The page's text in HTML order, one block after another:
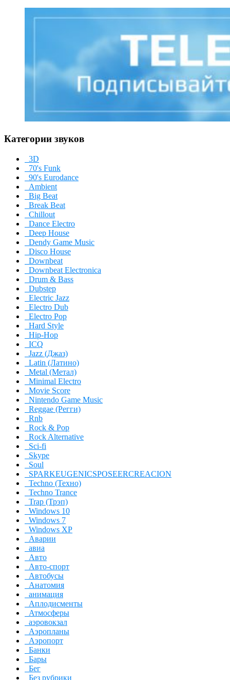
Категории звуков
3D
70's Funk
90's Eurodance
Ambient
Big Beat
Break Beat
Chillout
Dance Electro
Deep House
Dendy Game Music
Disco House
Downbeat
Downbeat Electronica
Drum & Bass
Dubstep
Electric Jazz
Electro Dub
Electro Pop
Hard Style
Hip-Hop
ICQ
Jazz (Джаз)
Latin (Латино)
Metal (Метал)
Minimal Electro
Movie Score
Nintendo Game Music
Reggae (Регги)
Rnb
Rock & Pop
Rock Alternative
Sci-fi
Skype
Soul
SPARKEUGENICSPOSEERCREACION
Techno (Техно)
Techno Trance
Trap (Трэп)
Windows 10
Windows 7
Windows XP
Аварии
авиа
Авто
Авто-спорт
Автобусы
Анатомия
анимация
Аплодисменты
Атмосферы
аэровокзал
Аэропланы
Аэропорт
Банки
Бары
Бег
Без рубрики